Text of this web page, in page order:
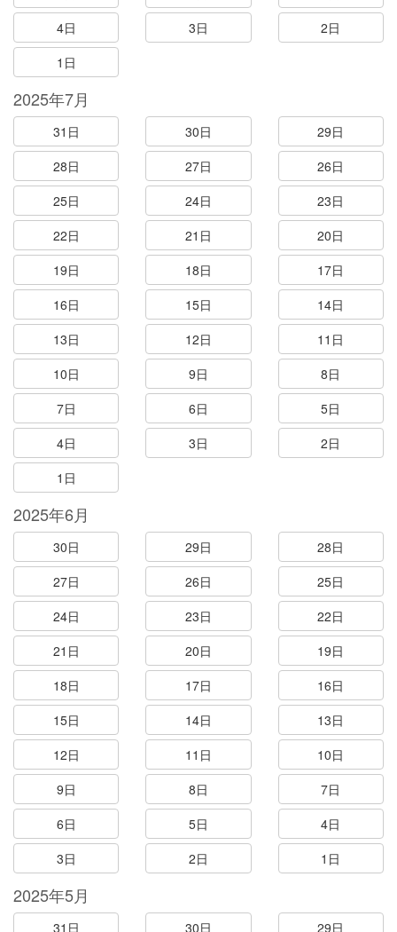
4日
3日
2日
1日
2025年7月
31日 30日
29日
28日
27日
26日
25日
24日
23日
22日
21日
20日
19日
18日
17日
16日
15日
14日
13日
12日
11日
10日
9日
8日
7日
6日
5日
4日
3日
2日
1日
2025年6月
30日 29日
28日
27日
26日
25日
24日
23日
22日
21日
20日
19日
18日
17日
16日
15日
14日
13日
12日
11日
10日
9日
8日
7日
6日
5日
4日
3日
2日 1日
2025年5月
31日 30日 29日